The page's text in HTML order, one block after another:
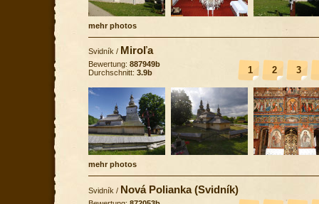
mehr photos
Svidník / Miroľa
1 2 3
Bewertung: 887949b
Durchschnitt: 3.9b
mehr photos
Svidník / Nová Polianka (Svidník)